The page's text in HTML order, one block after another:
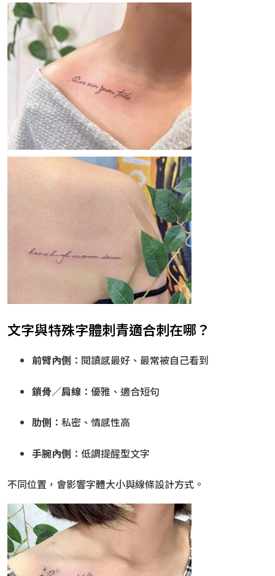
文字與特殊字體刺青適合刺在哪？
前臂內側 ：閱讀感最好、最常被自己看到
鎖骨／肩線 ：優雅、適合短句
肋側 ：私密、情感性高
手腕內側 ：低調提醒型文字
不同位置，會影響字體大小與線條設計方式。